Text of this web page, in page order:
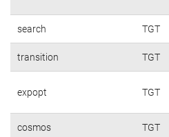
search TGT
transition TGT
expopt TGT
cosmos TGT